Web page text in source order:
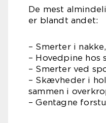
De mest
er blandt andet:
– Smerter i
– Hovedpine hos
– Smerter ved
– Skævheder i
sammen i
– Gentagne